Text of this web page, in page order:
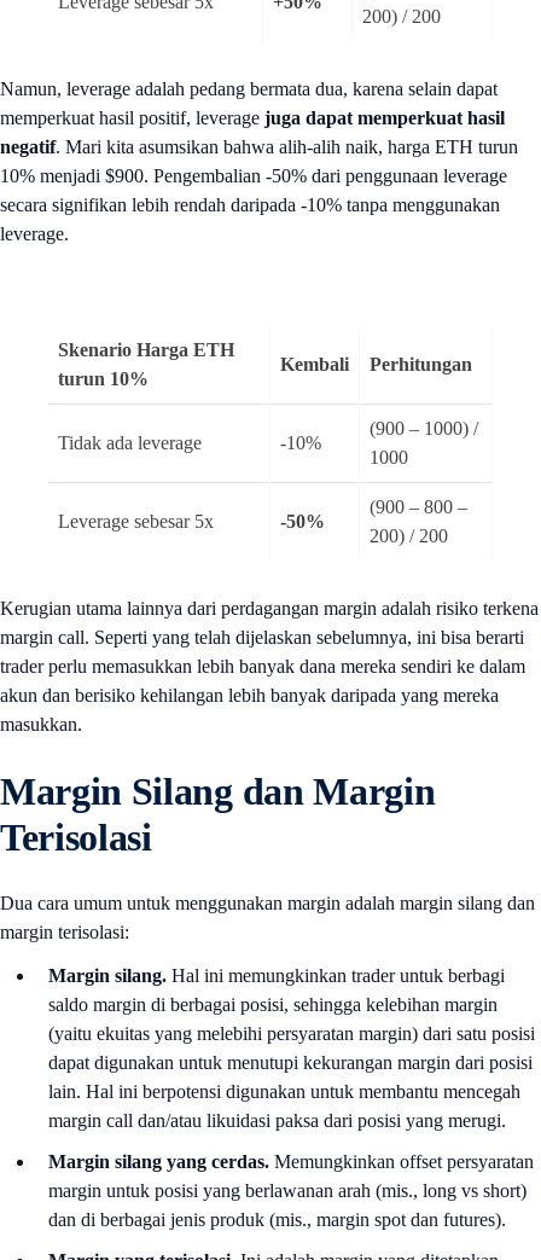
200) / 200
Namun, leverage adalah pedang bermata dua, karena selain dapat
memperkuat hasil positif, leverage juga dapat memperkuat hasil
negatif. Mari kita asumsikan bahwa alih-alih naik, harga ETH turun
10% menjadi $900. Pengembalian -50% dari penggunaan leverage
secara signifikan lebih rendah daripada -10% tanpa menggunakan
leverage.
Skenario Harga ETH
turun 10%
Kembali Perhitungan
Tidak ada leverage -10%
(900 – 1000) /
1000
Leverage sebesar 5x -50%
(900 – 800 –
200) / 200
Kerugian utama lainnya dari perdagangan margin adalah risiko terkena
margin call. Seperti yang telah dijelaskan sebelumnya, ini bisa berarti
trader perlu memasukkan lebih banyak dana mereka sendiri ke dalam
akun dan berisiko kehilangan lebih banyak daripada yang mereka
masukkan.
Margin Silang dan Margin
Terisolasi
Dua cara umum untuk menggunakan margin adalah margin silang dan
margin terisolasi:
Margin silang. Hal ini memungkinkan trader untuk berbagi
saldo margin di berbagai posisi, sehingga kelebihan margin
(yaitu ekuitas yang melebihi persyaratan margin) dari satu posisi
dapat digunakan untuk menutupi kekurangan margin dari posisi
lain. Hal ini berpotensi digunakan untuk membantu mencegah
margin call dan/atau likuidasi paksa dari posisi yang merugi.
Margin silang yang cerdas. Memungkinkan offset persyaratan
margin untuk posisi yang berlawanan arah (mis., long vs short)
dan di berbagai jenis produk (mis., margin spot dan futures).